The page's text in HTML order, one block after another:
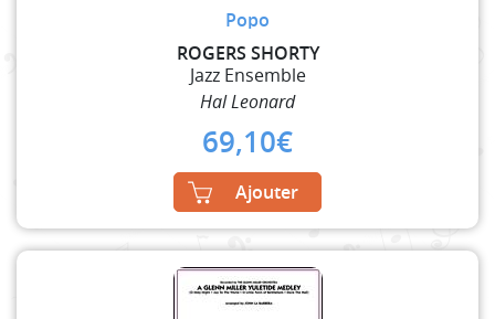
Popo
ROGERS SHORTY
Jazz Ensemble
Hal Leonard
69,10€
Ajouter